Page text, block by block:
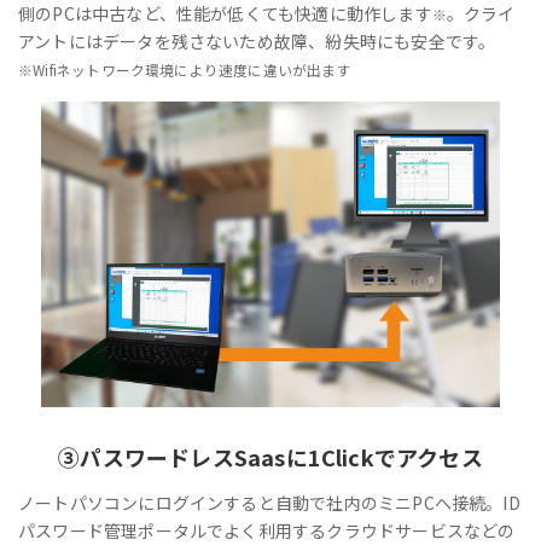
側のPCは中古など、性能が低くても快適に動作します※。クライ
アントにはデータを残さないため故障、紛失時にも安全です。
※Wifiネットワーク環境により速度に違いが出ます
③パスワードレスSaasに1Clickでアクセス
ノートパソコンにログインすると自動で社内のミニPCへ接続。ID
パスワード管理ポータルでよく利用するクラウドサービスなどの